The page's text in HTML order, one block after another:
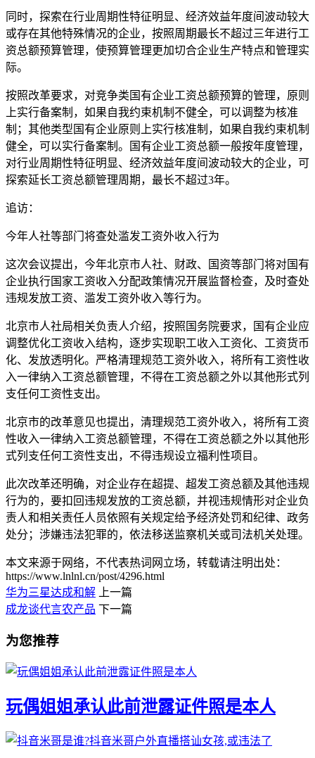
同时，探索在行业周期性特征明显、经济效益年度间波动较大
或存在其他特殊情况的企业，按照周期最长不超过三年进行工
资总额预算管理，使预算管理更加切合企业生产特点和管理实
际。
按照改革要求，对竞争类国有企业工资总额预算的管理，原则
上实行备案制，如果自我约束机制不健全，可以调整为核准
制；其他类型国有企业原则上实行核准制，如果自我约束机制
健全，可以实行备案制。国有企业工资总额一般按年度管理，
对行业周期性特征明显、经济效益年度间波动较大的企业，可
探索延长工资总额管理周期，最长不超过3年。
追访：
今年人社等部门将查处滥发工资外收入行为
这次会议提出，今年北京市人社、财政、国资等部门将对国有
企业执行国家工资收入分配政策情况开展监督检查，及时查处
违规发放工资、滥发工资外收入等行为。
北京市人社局相关负责人介绍，按照国务院要求，国有企业应
调整优化工资收入结构，逐步实现职工收入工资化、工资货币
化、发放透明化。严格清理规范工资外收入，将所有工资性收
入一律纳入工资总额管理，不得在工资总额之外以其他形式列
支任何工资性支出。
北京市的改革意见也提出，清理规范工资外收入，将所有工资
性收入一律纳入工资总额管理，不得在工资总额之外以其他形
式列支任何工资性支出，不得违规设立福利性项目。
此次改革还明确，对企业存在超提、超发工资总额及其他违规
行为的，要扣回违规发放的工资总额，并视违规情形对企业负
责人和相关责任人员依照有关规定给予经济处罚和纪律、政务
处分；涉嫌违法犯罪的，依法移送监察机关或司法机关处理。
本文来源于网络，不代表热词网立场，转载请注明出处：
https://www.lnlnl.cn/post/4296.html
华为三星达成和解
上一篇
成龙谈代言农产品 下一篇
为您推荐
玩偶姐姐承认此前泄露证件照是本人